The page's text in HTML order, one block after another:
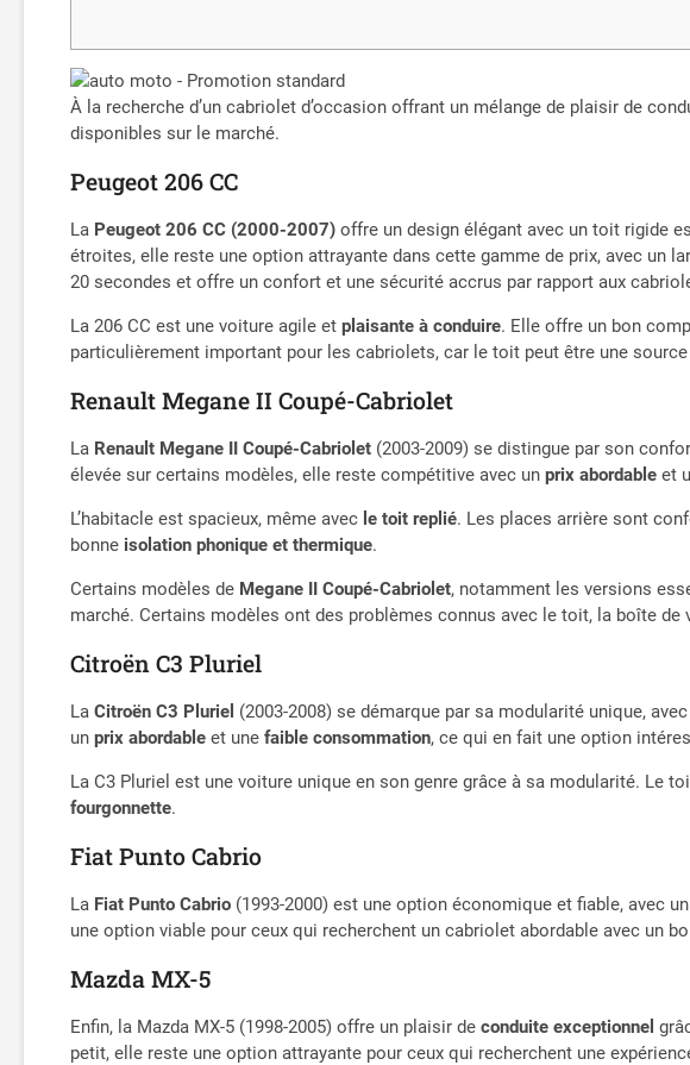
À la recherche d’un cabriolet d’occasion offrant un mélange de plaisir de
disponibles sur le marché.
Peugeot 206 CC
La Peugeot 206 CC (2000-2007)offre un design élégant avec un toit rigide
étroites, elle reste une option attrayante dans cette gamme de prix, avec un
20 secondes et offre un confort et une sécurité accrus par rapport aux
La 206 CC est une voiture agile etplaisante à conduire. Elle offre un bon
particulièrement important pour les cabriolets, car le toit peut être une
Renault Megane II Coupé-Cabriolet
La Renault Megane II Coupé-Cabriolet (2003-2009) se distingue par son
élevée sur certains modèles, elle reste compétitive avec unprix abordableet
L’habitacle est spacieux, même avec le toit replié. Les places arrière sont
bonne isolation phonique et thermique.
Certains modèles de Megane II Coupé-Cabriolet, notamment les versions
marché. Certains modèles ont des problèmes connus avec le toit, la boîte de
Citroën C3 Pluriel
LaCitroën C3 Pluriel (2003-2008) se démarque par sa modularité unique,
unprix abordableet unefaible consommation, ce qui en fait une option
La C3 Pluriel est une voiture unique en son genre grâce à sa modularité. Le
fourgonnette.
Fiat Punto Cabrio
La Fiat Punto Cabrio (1993-2000) est une option économique et fiable, avec
une option viable pour ceux qui recherchent un cabriolet abordable avec un
Mazda MX-5
Enfin, la Mazda MX-5 (1998-2005) offre un plaisir deconduite exceptionnel
petit, elle reste une option attrayante pour ceux qui recherchent une